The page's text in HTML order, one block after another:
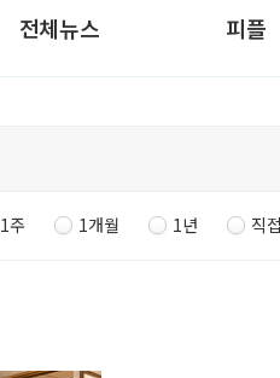
전체뉴스 피플
1주 1개월 1년 직